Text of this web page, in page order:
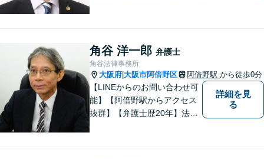
も、まずはご相談ください。
角谷 洋一郎 弁護士
角谷法律事務所
大阪府 大阪市阿倍野区 阿倍野駅 から徒歩0分
【LINEからのお問い合わせ可
能】【阿倍野駅からアクセス
抜群】【弁護士歴20年】法テ
詳細を見
る